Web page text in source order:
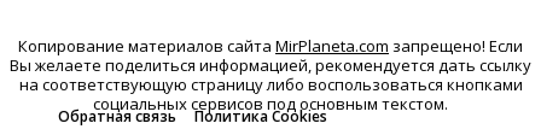
Копирование материалов сайта MirPlaneta.com запрещено! Если
Вы желаете поделиться информацией, рекомендуется дать ссылку
на соответствующую страницу либо воспользоваться кнопками
социальных сервисов под основным текстом.
Обратная связь
Политика Cookies